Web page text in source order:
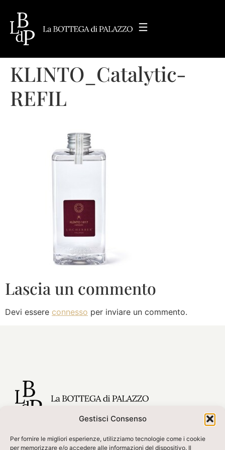
Gestisci Consenso
Per fornire le migliori esperienze, utilizziamo tecnologie come i cookie
per memorizzare e/o accedere alle informazioni del dispositivo. Il
KLINTO_Catalytic-
REFIL
Lascia un commento
Devi essere connesso per inviare un commento.
Via Felice Orsini, 5 – Imola